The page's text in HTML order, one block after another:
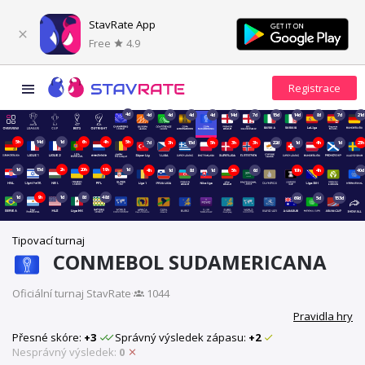
StavRate App
Free
4.9
4d 4d 4d 4d 4d 14d 7d 15d 14d 8d 7d 21d
5h 14d 1d 6h 4h 5h 7d 3h 15d 5h 3h 3h 22d 1d 4h 1d 23h
1d 15d 2h 20h 19h 1d 4h 1d 8d 1d 5h 6d 10h 4h 40d
1d 9h 1d 8d 48d 69d 5d 153d
Tipovací turnaj
CONMEBOL SUDAMERICANA
Oficiální turnaj StavRate·
1044
Pravidla hry
Přesné skóre: +3 Správný výsledek zápasu: +2
Nesprávný výsledek: 0